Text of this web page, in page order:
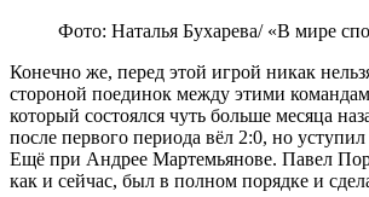
Фото: Наталья Бухарева/ «В мире
Конечно же, перед этой игрой никак
стороной поединок между этими
который состоялся чуть больше месяца
после первого периода вёл 2:0, но
Ещё при Андрее Мартемьянове. Павел
как и сейчас, был в полном порядке и